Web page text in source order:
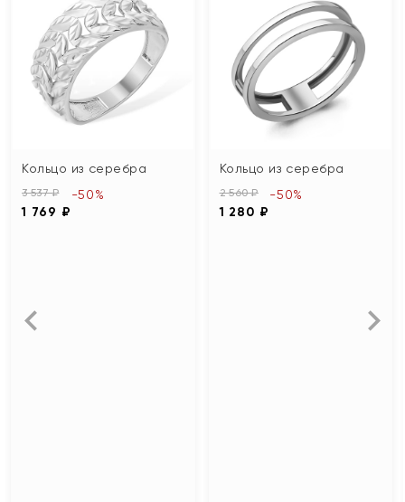
Кольцо из серебра
3 537 ₽
1 769 ₽
-50%
Кольцо из серебра
2 560 ₽
1 280 ₽
-50%